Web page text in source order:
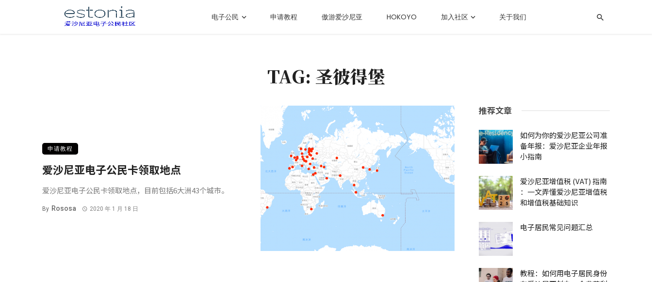
电子公民 申请教程 傲游爱沙尼亚 HOKOYO 加入社区 关于我们
TAG: 圣彼得堡
申请教程
爱沙尼亚电子公民卡领取地点
爱沙尼亚电子公民卡领取地点，目前包括6大洲43个城市。
By Rososa 2020 年 1 月 18 日
推荐文章
如何为你的爱沙尼亚公司准
备年报：爱沙尼亚企业年报
小指南
爱沙尼亚增值税 (VAT) 指南
：一文弄懂爱沙尼亚增值税
和增值税基础知识
电子居民常见问题汇总
教程：如何用电子居民身份